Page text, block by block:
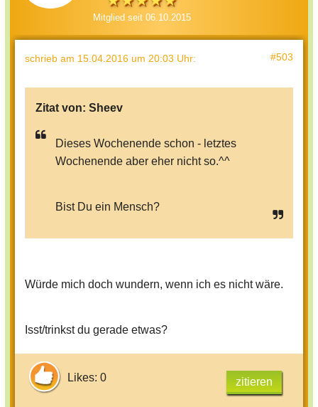
Mitglied seit 06.10.2015
schrieb am 15.04.2016 um 20:03 Uhr: #503
Zitat von: Sheev
Dieses Wochenende schon - letztes
Wochenende aber eher nicht so.^^
Bist Du ein Mensch?
Würde mich doch wundern, wenn ich es nicht wäre.
Isst/trinkst du gerade etwas?
Likes: 0 zitieren